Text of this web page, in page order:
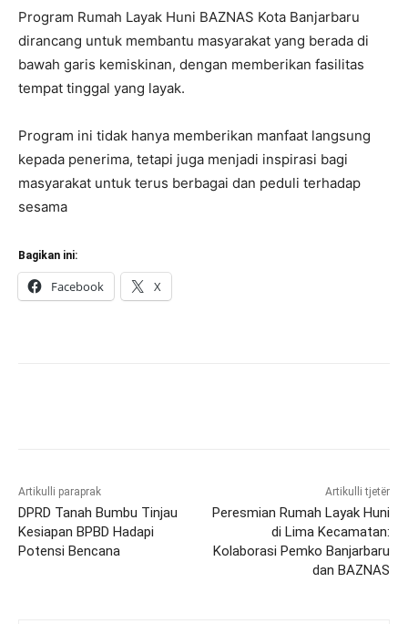
Program Rumah Layak Huni BAZNAS Kota Banjarbaru
dirancang untuk membantu masyarakat yang berada di
bawah garis kemiskinan, dengan memberikan fasilitas
tempat tinggal yang layak.
Program ini tidak hanya memberikan manfaat langsung
kepada penerima, tetapi juga menjadi inspirasi bagi
masyarakat untuk terus berbagai dan peduli terhadap
sesama
Bagikan ini:
Facebook X
Artikulli paraprak
DPRD Tanah Bumbu Tinjau
Kesiapan BPBD Hadapi
Potensi Bencana
Artikulli tjetër
Peresmian Rumah Layak Huni
di Lima Kecamatan:
Kolaborasi Pemko Banjarbaru
dan BAZNAS